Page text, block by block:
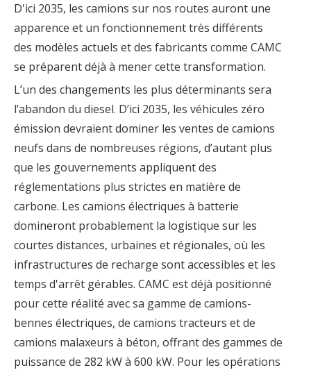
D'ici 2035, les camions sur nos routes auront une
apparence et un fonctionnement très différents
des modèles actuels et des fabricants comme CAMC
se préparent déjà à mener cette transformation.
L’un des changements les plus déterminants sera
l’abandon du diesel. D’ici 2035, les véhicules zéro
émission devraient dominer les ventes de camions
neufs dans de nombreuses régions, d’autant plus
que les gouvernements appliquent des
réglementations plus strictes en matière de
carbone. Les camions électriques à batterie
domineront probablement la logistique sur les
courtes distances, urbaines et régionales, où les
infrastructures de recharge sont accessibles et les
temps d'arrêt gérables. CAMC est déjà positionné
pour cette réalité avec sa gamme de camions-
bennes électriques, de camions tracteurs et de
camions malaxeurs à béton, offrant des gammes de
puissance de 282 kW à 600 kW. Pour les opérations